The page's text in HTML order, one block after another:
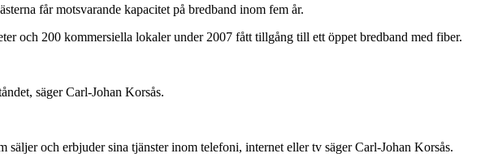
får motsvarande kapacitet på bredband inom fem år.
och 200 kommersiella lokaler under 2007 fått tillgång till ett öppet bredband med fiber.
säger Carl-Johan Korsås.
och erbjuder sina tjänster inom telefoni, internet eller tv säger Carl-Johan Korsås.